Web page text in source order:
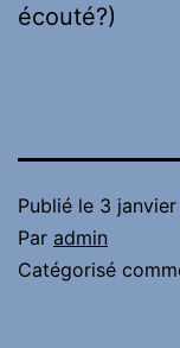
écouté?)
Publié le 3
Par admin
Catégorisé